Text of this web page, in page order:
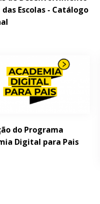
Escolas - Catálogo
do Programa
Digital para Pais